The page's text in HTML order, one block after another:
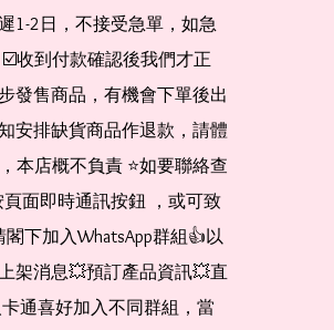
1-2日，不接受急單，如急
收到付款確認後我們才正
發售商品，有機會下單後出
安排缺貨商品作退款，請體
本店概不負責 ⭐️如要聯絡查
頁面即時通訊按鈕 ，或可致
下加入WhatsApp群組👍以
架消息💥預訂產品資訊💥直
通喜好加入不同群組，當